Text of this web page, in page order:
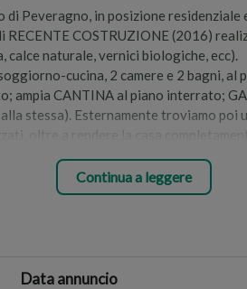
Peveragno, in posizione residenziale
COSTRUZIONE (2016)
naturale, vernici biologiche, ecc).
cucina, 2 camere e 2 bagni, al
ampia CANTINA al piano interrato;
stessa). Esternamente troviamo poi
oltre a rendere la casa
interamente in legno, di impianto
la produzione di acqua calda
Continua a leggere
Data annuncio